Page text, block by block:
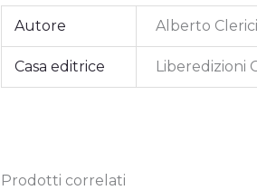
Autore Alberto
Casa editrice Liberedizioni
Prodotti correlati